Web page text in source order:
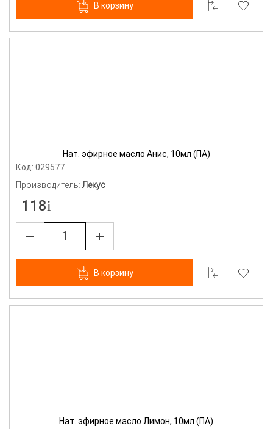
В корзину
Нат. эфирное масло Анис, 10мл (ПА)
Код: 029577
Производитель:Лекус
118
В корзину
Нат. эфирное масло Лимон, 10мл (ПА)